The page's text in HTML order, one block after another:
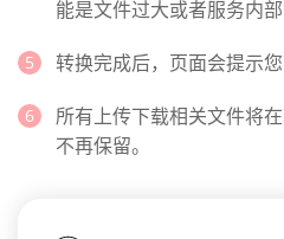
能是文件过大或者服务内部
转换完成后，页面会提示您
所有上传下载相关文件将
不再保留。